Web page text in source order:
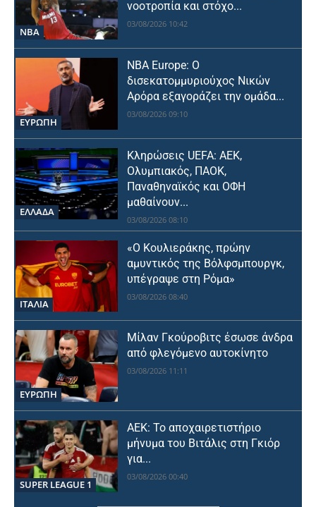
NBA
νοοτροπία και στόχο...
03/08/2026 10:42
ΕΥΡΩΠΗ
NBA Europe: Ο
δισεκατομμυριούχος Νικών
Αρόρα εξαγοράζει την ομάδα...
03/08/2026 09:10
ΕΛΛΑΔΑ
Κληρώσεις UEFA: ΑΕΚ,
Ολυμπιακός, ΠΑΟΚ,
Παναθηναϊκός και ΟΦΗ
μαθαίνουν...
03/08/2026 08:10
ΙΤΑΛΙΑ
«Ο Κουλιεράκης, πρώην
αμυντικός της Βόλφσμπουργκ,
υπέγραψε στη Ρόμα»
03/08/2026 08:40
ΕΥΡΩΠΗ
Μίλαν Γκούροβιτς έσωσε άνδρα
από φλεγόμενο αυτοκίνητο
03/08/2026 11:11
SUPER LEAGUE 1
ΑΕΚ: Το αποχαιρετιστήριο
μήνυμα του Βιτάλις στη Γκιόρ
για...
03/08/2026 00:40